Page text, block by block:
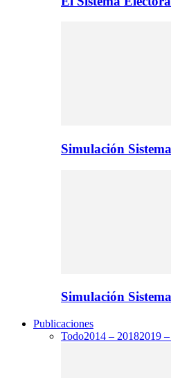
Simulación
Simulación
Publicaciones
Todo2014 – 20182019